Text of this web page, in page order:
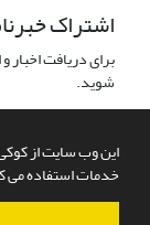
این وب سایت از کوکی
خدمات استفاده می
اشتراک
برای دریافت
شوید.